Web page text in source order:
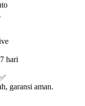
hari
garansi aman.